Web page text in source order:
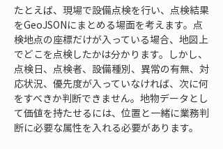
たとえば、現場で設備点検を行い、点検結果
をGeoJSONにまとめる場面を考えます。点
検地点の座標だけが入っている場合、地図上
でどこを点検したかは分かります。しかし、
点検日、点検者、設備種別、異常の有無、対
応状況、優先度が入っていなければ、次に何
をすべきか判断できません。地物データとし
て価値を持たせるには、位置と一緒に業務判
断に必要な属性を入れる必要があります。